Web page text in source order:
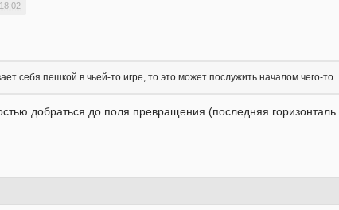
себя пешкой в чьей-то игре, то это может послужить началом чего-
добраться до поля превращения (последняя